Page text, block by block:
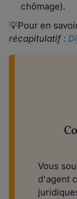
chômage).
💡Pour en
récapitulatif :
Vous
d'agent